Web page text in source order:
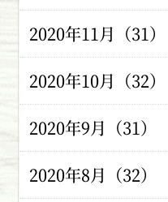
2020年11月（31）
2020年10月（32）
2020年9月（31）
2020年8月（32）